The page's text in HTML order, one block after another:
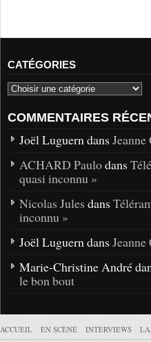
CATÉGORIES
COMMENTAIRES
Joël Luguern dans
ACHARD Paulodans
quasi inconnu »
Nicolas Jules dans
inconnu »
Joël Luguern dans
Marie-Christine André
le bon bout
ACCUEIL EN SCÈNE INTERVIEWS